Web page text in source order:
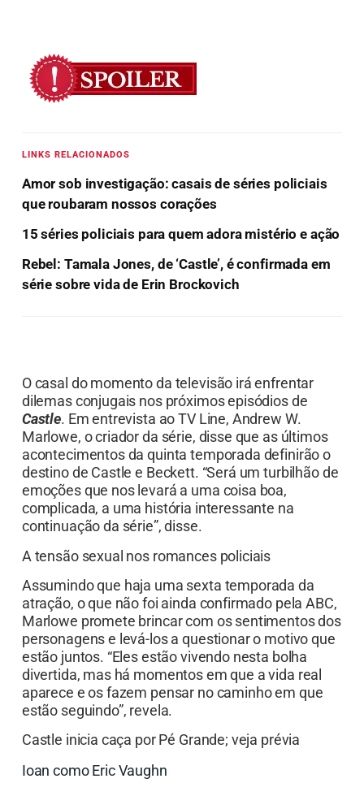
LINKS RELACIONADOS
Amor sob investigação: casais de séries policiais
que roubaram nossos corações
15 séries policiais para quem adora mistério e ação
Rebel: Tamala Jones, de ‘Castle’, é confirmada em
série sobre vida de Erin Brockovich
O casal do momento da televisão irá enfrentar
dilemas conjugais nos próximos episódios de
Castle. Em entrevista ao TV Line, Andrew W.
Marlowe, o criador da série, disse que as últimos
acontecimentos da quinta temporada definirão o
destino de Castle e Beckett. “Será um turbilhão de
emoções que nos levará a uma coisa boa,
complicada, a uma história interessante na
continuação da série”, disse.
A tensão sexual nos romances policiais
Assumindo que haja uma sexta temporada da
atração, o que não foi ainda confirmado pela ABC,
Marlowe promete brincar com os sentimentos dos
personagens e levá-los a questionar o motivo que
estão juntos. “Eles estão vivendo nesta bolha
divertida, mas há momentos em que a vida real
aparece e os fazem pensar no caminho em que
estão seguindo”, revela.
Castle inicia caça por Pé Grande; veja prévia
Ioan como Eric Vaughn